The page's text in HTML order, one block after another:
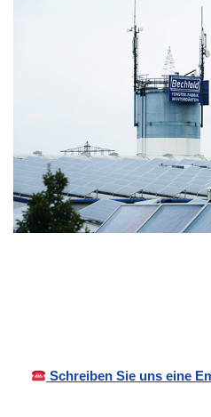
Schreiben Sie uns eine